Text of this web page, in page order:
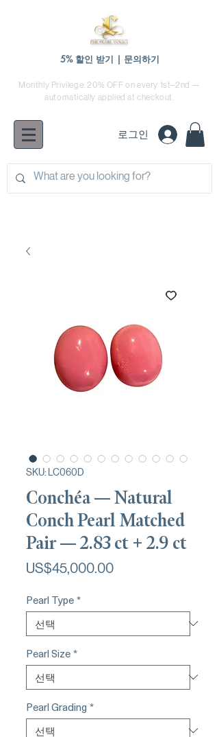
5% 할인 받기 | 문의하기
Monthly Privilege: 20% OFF on every 1st–2nd —
automatically applied at checkout.
로그인
SKU: LC060D
Conchéa — Natural
Conch Pearl Matched
Pair — 2.83 ct + 2.9 ct
US$45,000.00가
Pearl Type*
Pearl Size*
Pearl Grading *